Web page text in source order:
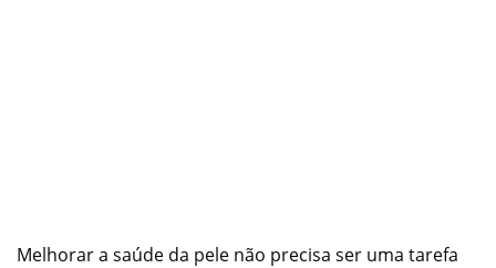
Melhorar a saúde da pele não precisa ser uma tarefa